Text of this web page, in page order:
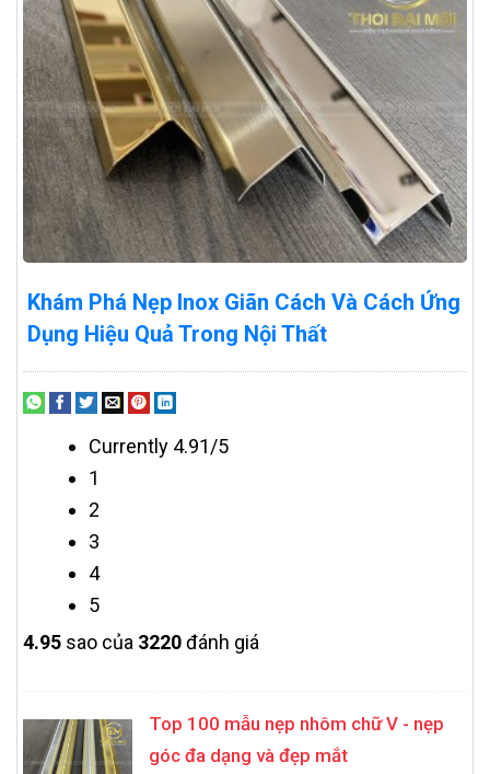
Khám Phá Nẹp Inox Giãn Cách Và Cách Ứng
Dụng Hiệu Quả Trong Nội Thất
Currently 4.91/5
1
2
3
4
5
4.95 sao của 3220đánh giá
Top 100 mẫu nẹp nhôm chữ V - nẹp
góc đa dạng và đẹp mắt